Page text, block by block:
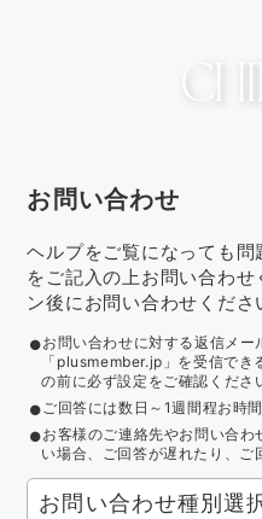
お問い合わせ
ヘルプをご覧になっても
をご記入の上お問い合わ
ン後にお問い合わせくださ
お問い合わせに対する返信メー
「plusmember.jp」を受信で
の前に必ず設定をご確認くださ
ご回答には数日～1週間程お時
お客様のご連絡先やお問い合
い場合、ご回答が遅れたり、ご